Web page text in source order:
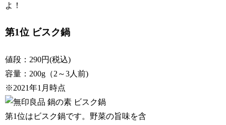
よ！
第1位 ビスク鍋
値段：290円(税込)
容量：200g（2～3人前)
※2021年1月時点
第1位はビスク鍋です。野菜の旨味を含